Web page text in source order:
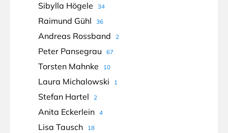
Sibylla Högele 34
Raimund Gühl 36
Andreas Rossband 2
Peter Pansegrau 67
Torsten Mahnke 10
Laura Michalowski 1
Stefan Hartel 2
Anita Eckerlein 4
Lisa Tausch 18